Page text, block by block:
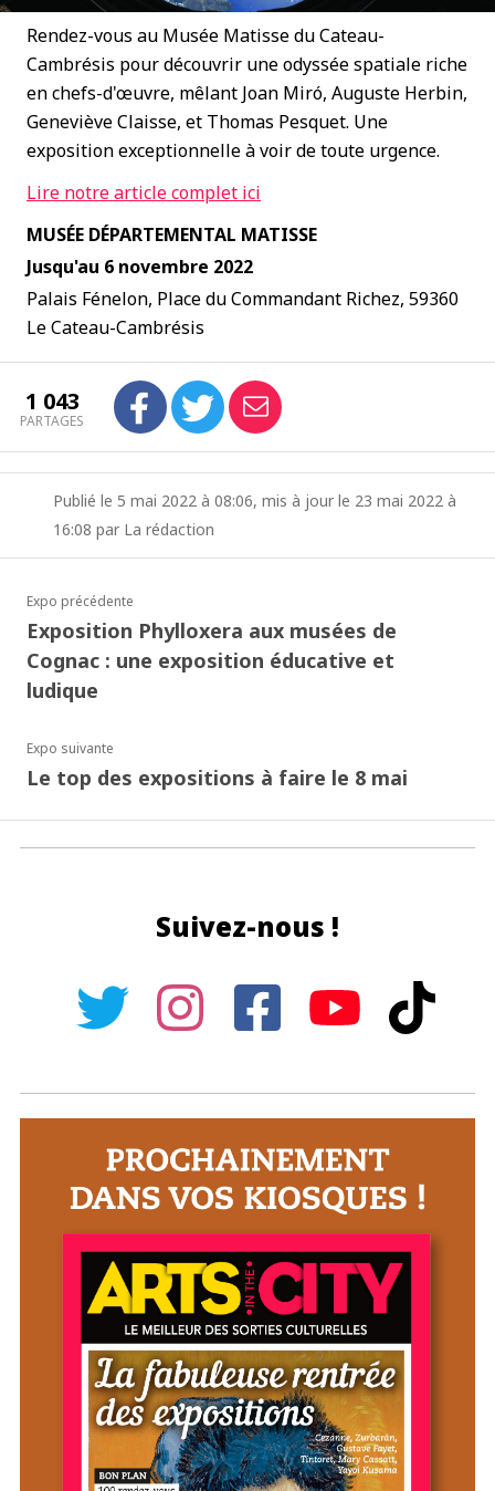
Rendez-vous au Musée Matisse du Cateau-
Cambrésis pour découvrir une odyssée spatiale riche
en chefs-d'œuvre, mêlant Joan Miró, Auguste Herbin,
Geneviève Claisse, et Thomas Pesquet. Une
exposition exceptionnelle à voir de toute urgence.
Lire notre article complet ici
MUSÉE DÉPARTEMENTAL MATISSE
Jusqu'au 6 novembre 2022
Palais Fénelon, Place du Commandant Richez, 59360
Le Cateau-Cambrésis
1 043
PARTAGES
Publié le 5 mai 2022 à 08:06, mis à jour le 23 mai 2022 à
16:08 par La rédaction
Expo précédente
Exposition Phylloxera aux musées de
Cognac : une exposition éducative et
ludique
Expo suivante
Le top des expositions à faire le 8 mai
Suivez-nous !